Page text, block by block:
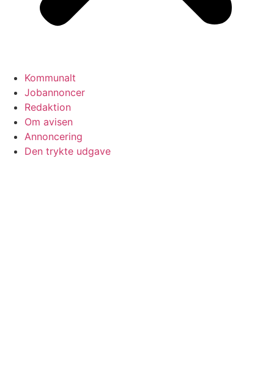
Kommunalt
Jobannoncer
Redaktion
Om avisen
Annoncering
Den trykte udgave